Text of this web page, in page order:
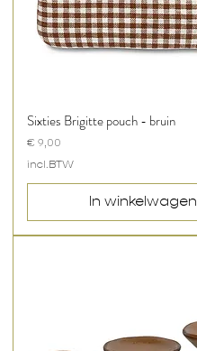
Sixties Brigitte pouch - bruin
Prijs
€ 9,00
incl.BTW
In winkelwagen